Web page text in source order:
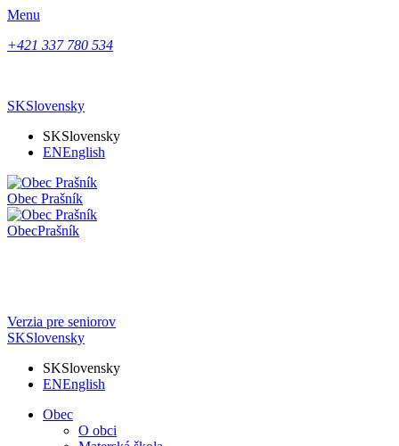
Menu
+421 337 780 534
SKSlovensky
SKSlovensky
ENEnglish
Obec Prašník
ObecPrašník
Verzia pre seniorov
SKSlovensky
SKSlovensky
ENEnglish
Obec
O obci